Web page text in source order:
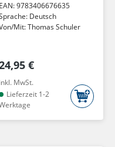
EAN:9783406676635
Deutsch
Mit:Thomas Schuler
€
inkl. MwSt.
Lieferzeit 1-2